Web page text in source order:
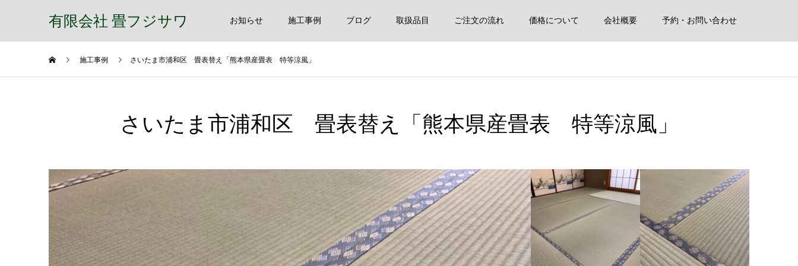
有限会社 畳フジサワ お知らせ 施工事例 ブログ 取扱品目 ご注文の流れ 価格について 会社概要 予約・お問い合わせ
施工事例 さいたま市浦和区 畳表替え「熊本県産畳表 特等涼風」
さいたま市浦和区 畳表替え「熊本県産畳表 特等涼風」